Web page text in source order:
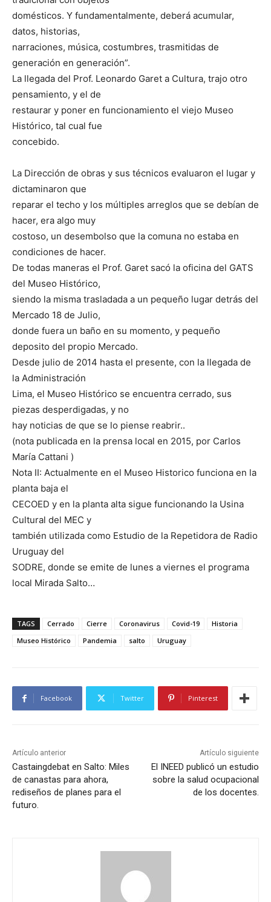
domésticos. Y fundamentalmente, deberá acumular,
datos, historias,
narraciones, música, costumbres, trasmitidas de
generación en generación”.
La llegada del Prof. Leonardo Garet a Cultura, trajo otro
pensamiento, y el de
restaurar y poner en funcionamiento el viejo Museo
Histórico, tal cual fue
concebido.
La Dirección de obras y sus técnicos evaluaron el lugar y
dictaminaron que
reparar el techo y los múltiples arreglos que se debían de
hacer, era algo muy
costoso, un desembolso que la comuna no estaba en
condiciones de hacer.
De todas maneras el Prof. Garet sacó la oficina del GATS
del Museo Histórico,
siendo la misma trasladada a un pequeño lugar detrás del
Mercado 18 de Julio,
donde fuera un baño en su momento, y pequeño
deposito del propio Mercado.
Desde julio de 2014 hasta el presente, con la llegada de
la Administración
Lima, el Museo Histórico se encuentra cerrado, sus
piezas desperdigadas, y no
hay noticias de que se lo piense reabrir..
(nota publicada en la prensa local en 2015, por Carlos
María Cattani )
Nota II: Actualmente en el Museo Historico funciona en la
planta baja el
CECOED y en la planta alta sigue funcionando la Usina
Cultural del MEC y
también utilizada como Estudio de la Repetidora de Radio
Uruguay del
SODRE, donde se emite de lunes a viernes el programa
local Mirada Salto…
TAGS Cerrado Cierre Coronavirus Covid-19
Historia
Museo Histórico
Pandemia salto Uruguay
Facebook Twitter Pinterest
Artículo anterior
Castaingdebat en Salto: Miles
de canastas para ahora,
rediseños de planes para el
futuro.
Artículo siguiente
El INEED publicó un estudio
sobre la salud ocupacional
de los docentes.